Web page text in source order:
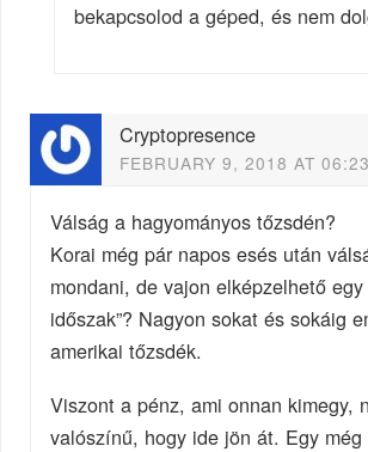
bekapcsolod a géped, és nem
Cryptopresence
FEBRUARY 9, 2018 AT 06:23
Válság a hagyományos tőzsdén?
Korai még pár napos esés után
mondani, de vajon elképzelhető egy
időszak”? Nagyon sokat és sokáig
amerikai tőzsdék.
Viszont a pénz, ami onnan kimegy,
valószínű, hogy ide jön át. Egy még